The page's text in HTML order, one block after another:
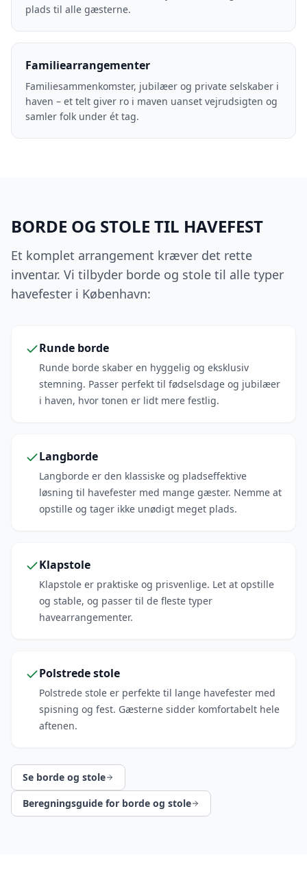
plads til alle gæsterne.
Familiearrangementer
Familiesammenkomster, jubilæer og private selskaber i
haven – et telt giver ro i maven uanset vejrudsigten og
samler folk under ét tag.
BORDE OG STOLE TIL HAVEFEST
Et komplet arrangement kræver det rette
inventar. Vi tilbyder borde og stole til alle typer
havefester i København:
Runde borde
Runde borde skaber en hyggelig og eksklusiv
stemning. Passer perfekt til fødselsdage og jubilæer
i haven, hvor tonen er lidt mere festlig.
Langborde
Langborde er den klassiske og pladseffektive
løsning til havefester med mange gæster. Nemme at
opstille og tager ikke unødigt meget plads.
Klapstole
Klapstole er praktiske og prisvenlige. Let at opstille
og stable, og passer til de fleste typer
havearrangementer.
Polstrede stole
Polstrede stole er perfekte til lange havefester med
spisning og fest. Gæsterne sidder komfortabelt hele
aftenen.
Se borde og stole
Beregningsguide for borde og stole